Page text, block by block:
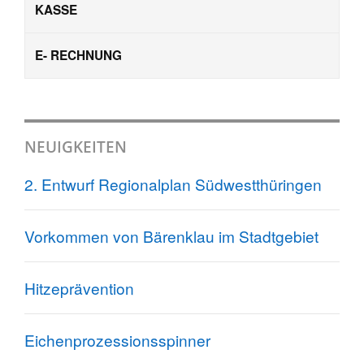
KASSE
E- RECHNUNG
NEUIGKEITEN
2. Entwurf Regionalplan Südwestthüringen
Vorkommen von Bärenklau im Stadtgebiet
Hitzeprävention
Eichenprozessionsspinner